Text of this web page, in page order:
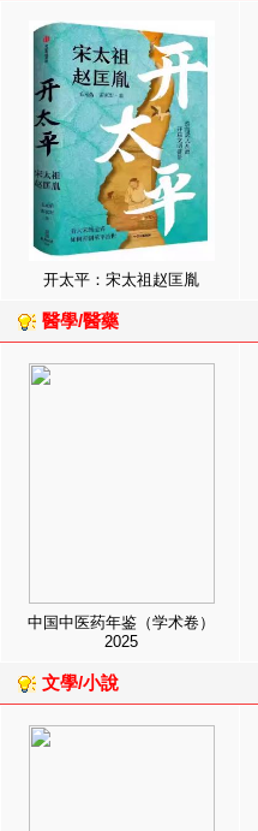
开太平：宋太祖赵匡胤
醫學/醫藥
中国中医药年鉴（学术卷）
2025
文學/小說